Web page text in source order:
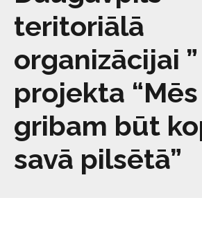
teritoriālā
organizācijai ”
projekta “Mēs
gribam būt
savā pilsētā”